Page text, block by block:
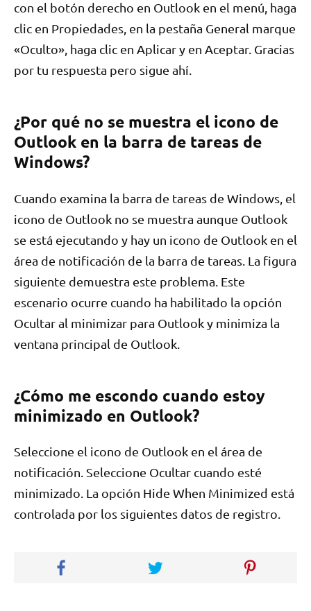
con el botón derecho en Outlook en el menú, haga
clic en Propiedades, en la pestaña General marque
«Oculto», haga clic en Aplicar y en Aceptar. Gracias
por tu respuesta pero sigue ahí.
¿Por qué no se muestra el icono de
Outlook en la barra de tareas de
Windows?
Cuando examina la barra de tareas de Windows, el
icono de Outlook no se muestra aunque Outlook
se está ejecutando y hay un icono de Outlook en el
área de notificación de la barra de tareas. La figura
siguiente demuestra este problema. Este
escenario ocurre cuando ha habilitado la opción
Ocultar al minimizar para Outlook y minimiza la
ventana principal de Outlook.
¿Cómo me escondo cuando estoy
minimizado en Outlook?
Seleccione el icono de Outlook en el área de
notificación. Seleccione Ocultar cuando esté
minimizado. La opción Hide When Minimized está
controlada por los siguientes datos de registro.